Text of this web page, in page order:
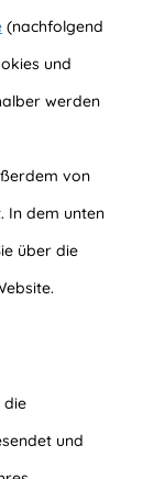
(nachfolgend
und
werden
von
In dem unten
über die
die
und